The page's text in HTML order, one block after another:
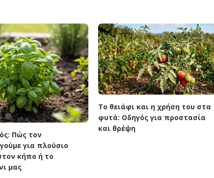
Πώς τον
για πλούσιο
κήπο ή το
μας
Το θειάφι και η χρήση του στα
φυτά: Οδηγός για προστασία
και θρέψη